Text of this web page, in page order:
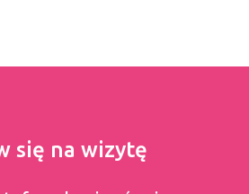
się na wizytę